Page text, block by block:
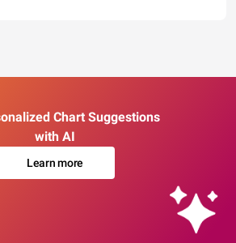
Chart Suggestions
with AI
Learn more